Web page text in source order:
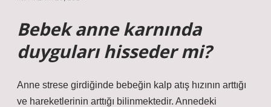
Bebek anne karnında
duyguları hisseder mi?
Anne strese girdiğinde bebeğin kalp atış hızının arttığı
ve hareketlerinin arttığı bilinmektedir. Annedeki